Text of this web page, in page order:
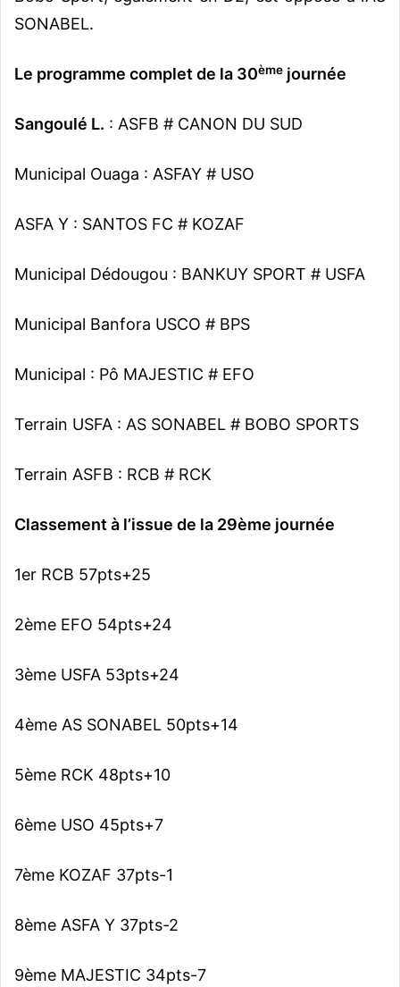
SONABEL.
Le programme complet de la 30ème journée
Sangoulé L. : ASFB ‪#‎ CANON DU SUD
Municipal Ouaga : ASFAY # USO
ASFA Y : SANTOS FC # KOZAF
Municipal Dédougou : BANKUY SPORT # USFA
Municipal Banfora USCO # BPS
Municipal : Pô MAJESTIC # EFO
Terrain USFA : AS SONABEL # BOBO SPORTS
Terrain ASFB : RCB # RCK
Classement à l’issue de la 29ème journée
1er RCB 57pts+25
2ème EFO 54pts+24
3ème USFA 53pts+24
4ème AS SONABEL 50pts+14
5ème RCK 48pts+10
6ème USO 45pts+7
7ème KOZAF 37pts-1
8ème ASFA Y 37pts-2
9ème MAJESTIC 34pts-7